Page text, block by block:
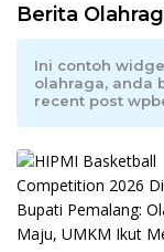
Berita
Ini contoh
olahraga, anda
recent post